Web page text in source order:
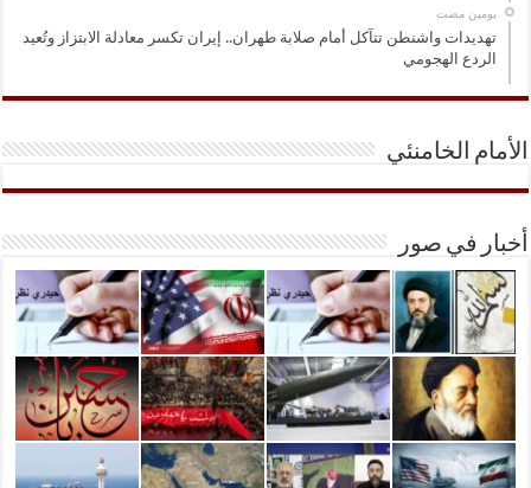
‏يومين مضت
تهديدات واشنطن تتآكل أمام صلابة طهران.. إيران تكسر معادلة الابتزاز وتُعيد
الردع الهجومي
الأمام الخامنئي
أخبار في صور